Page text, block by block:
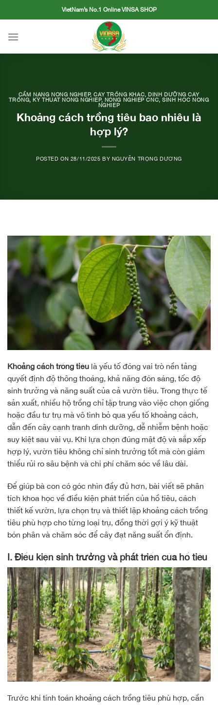
to
VietNam’s No.1 Online VINSA SHOP
CẨM NANG NÔNG NGHIỆP,CÂY TRỒNG KHÁC,DINH DƯỠNG CÂY
TRỒNG,KỸ THUẬT NÔNG NGHIỆP, NÔNG NGHIỆP CNC,SINH HỌC NÔNG
NGHIỆP
Khoảng cách trồng tiêu bao nhiêu là
hợp lý?
POSTED ON 28/11/2025 BY NGUYỄN TRỌNG DƯƠNG
Khoảng cách trồng tiêu là yếu tố đóng vai trò nền tảng
quyết định độ thông thoáng, khả năng đón sáng, tốc độ
sinh trưởng và năng suất của cả vườn tiêu. Trong thực tế
sản xuất, nhiều hộ trồng chỉ tập trung vào việc chọn giống
hoặc đầu tư trụ mà vô tình bỏ qua yếu tố khoảng cách,
dẫn đến cây cạnh tranh dinh dưỡng, dễ nhiễm bệnh hoặc
suy kiệt sau vài vụ. Khi lựa chọn đúng mật độ và sắp xếp
hợp lý, vườn tiêu không chỉ sinh trưởng tốt mà còn giảm
thiểu rủi ro sâu bệnh và chi phí chăm sóc về lâu dài.
Để giúp bà con có góc nhìn đầy đủ hơn, bài viết sẽ phân
tích khoa học về điều kiện phát triển của hồ tiêu, cách
thiết kế vườn, lựa chọn trụ và thiết lập khoảng cách trồng
tiêu phù hợp cho từng loại trụ, đồng thời gợi ý kỹ thuật
bón phân và chăm sóc để cây đạt năng suất ổn định.
I. Điều kiện sinh trưởng và phát triển của hồ tiêu
Trước khi tính toán khoảng cách trồng tiêu phù hợp, cần